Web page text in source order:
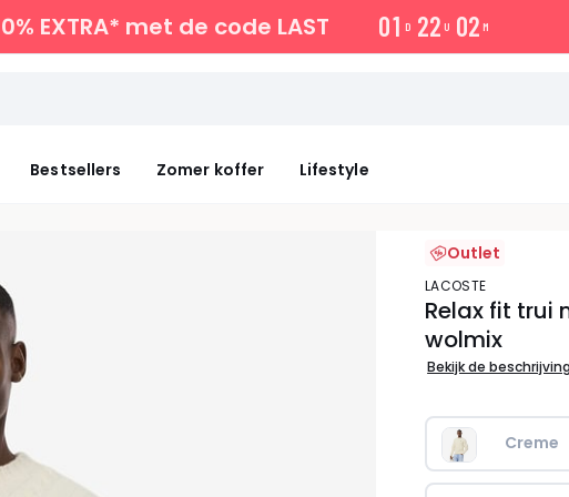
EXTRA* met de code LAST 01 D 22 U 02 M
Bestsellers Zomer koffer Lifestyle
Outlet
LACOSTE
Relax fit trui
wolmix
Bekijk de beschrijving
Creme